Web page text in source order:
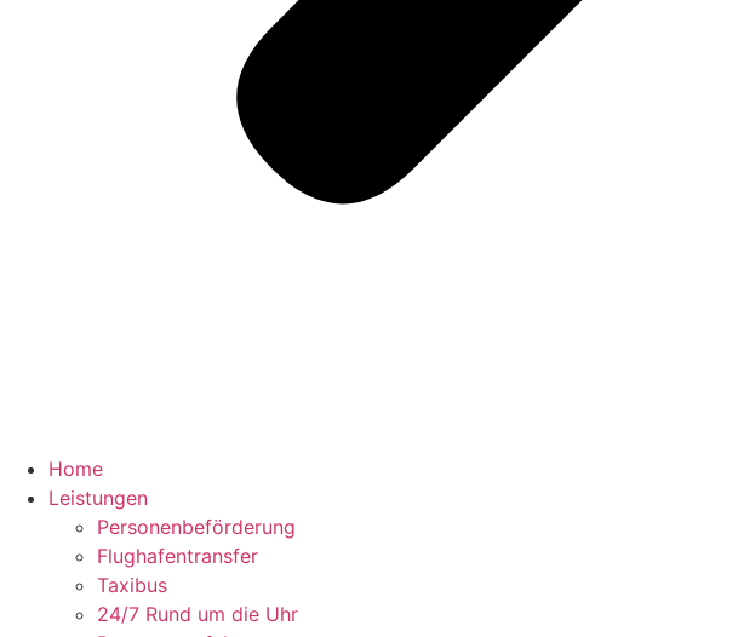
Home
Leistungen
Personenbeförderung
Flughafentransfer
Taxibus
24/7 Rund um die Uhr